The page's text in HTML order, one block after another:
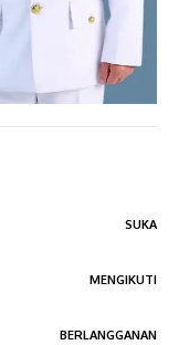
SUKA
MENGIKUTI
BERLANGGANAN